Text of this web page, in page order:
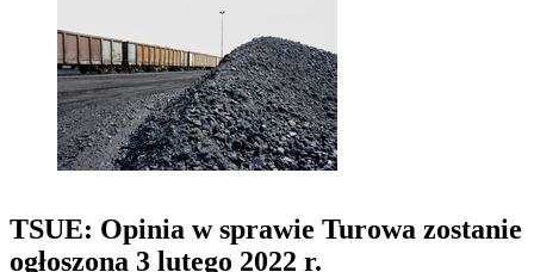
TSUE: Opinia w sprawie Turowa zostanie
ogłoszona 3 lutego 2022 r.